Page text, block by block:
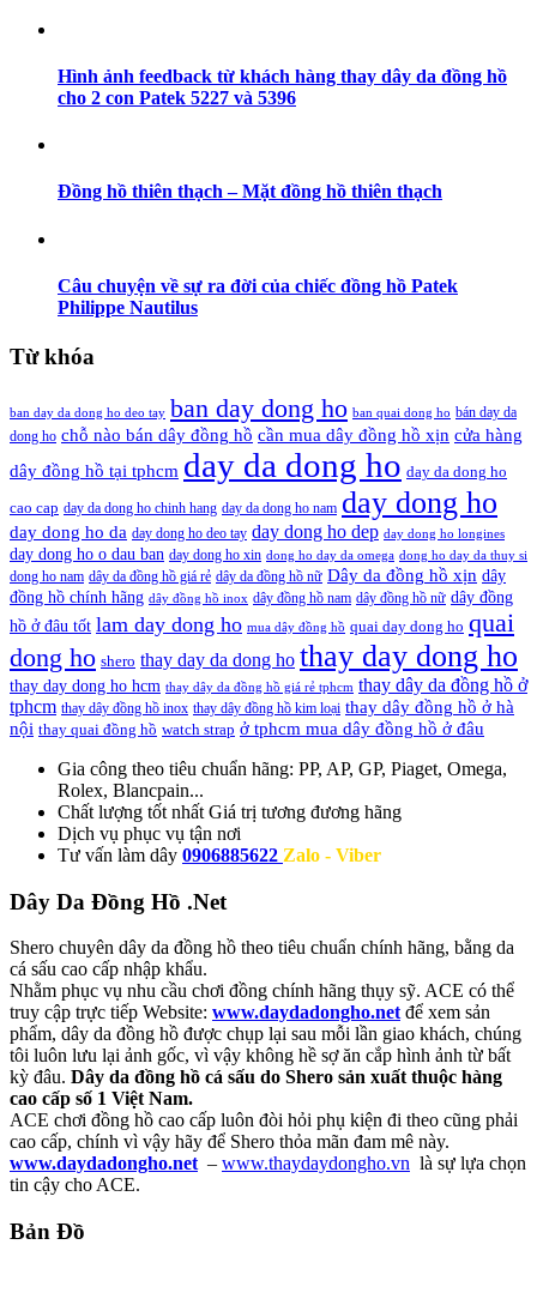
Hình ảnh feedback từ khách hàng thay dây da đồng hồ
cho 2 con Patek 5227 và 5396
Đồng hồ thiên thạch – Mặt đồng hồ thiên thạch
Câu chuyện về sự ra đời của chiếc đồng hồ Patek
Philippe Nautilus
Từ khóa
ban day da dong ho deo tay ban day dong ho ban quai dong ho bán day da
dong ho chỗ nào bán dây đồng hồ cần mua dây đồng hồ xịn cửa hàng
dây đồng hồ tại tphcm day da dong ho day da dong ho
cao cap day da dong ho chinh hang day da dong ho nam day dong ho
day dong ho da day dong ho deo tay day dong ho dep day dong ho longines
day dong ho o dau ban day dong ho xin dong ho day da omega dong ho day da thuy si
dong ho nam dây da đồng hồ giá rẻ dây da đồng hồ nữ Dây da đồng hồ xịn dây
đồng hồ chính hãng dây đồng hồ inox dây đồng hồ nam dây đồng hồ nữ dây đồng
hồ ở đâu tốt lam day dong ho mua dây đồng hồ quai day dong ho quai
dong ho shero thay day da dong ho thay day dong ho
thay day dong ho hcm thay dây da đồng hồ giá rẻ tphcm thay dây da đồng hồ ở
tphcm thay dây đồng hồ inox thay dây đồng hồ kim loại thay dây đồng hồ ở hà
nội thay quai đồng hồ watch strap ở tphcm mua dây đồng hồ ở đâu
Gia công theo tiêu chuẩn hãng: PP, AP, GP, Piaget, Omega,
Rolex, Blancpain...
Chất lượng tốt nhất Giá trị tương đương hãng
Dịch vụ phục vụ tận nơi
Tư vấn làm dây 0906885622 Zalo - Viber
Dây Da Đồng Hồ .Net
Shero chuyên dây da đồng hồ theo tiêu chuẩn chính hãng, bằng da
cá sấu cao cấp nhập khẩu.
Nhằm phục vụ nhu cầu chơi đồng chính hãng thụy sỹ. ACE có thể
truy cập trực tiếp Website: www.daydadongho.net để xem sản
phẩm, dây da đồng hồ được chụp lại sau mỗi lần giao khách, chúng
tôi luôn lưu lại ảnh gốc, vì vậy không hề sợ ăn cắp hình ảnh từ bất
kỳ đâu. Dây da đồng hồ cá sấu do Shero sản xuất thuộc hàng
cao cấp số 1 Việt Nam.
ACE chơi đồng hồ cao cấp luôn đòi hỏi phụ kiện đi theo cũng phải
cao cấp, chính vì vậy hãy để Shero thỏa mãn đam mê này.
www.daydadongho.net – www.thaydaydongho.vn là sự lựa chọn
tin cậy cho ACE.
Bản Đồ